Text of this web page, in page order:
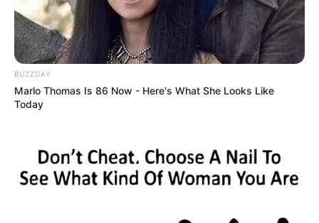
BUZZDAY
Marlo Thomas Is 86 Now - Here's What She Looks Like
Today